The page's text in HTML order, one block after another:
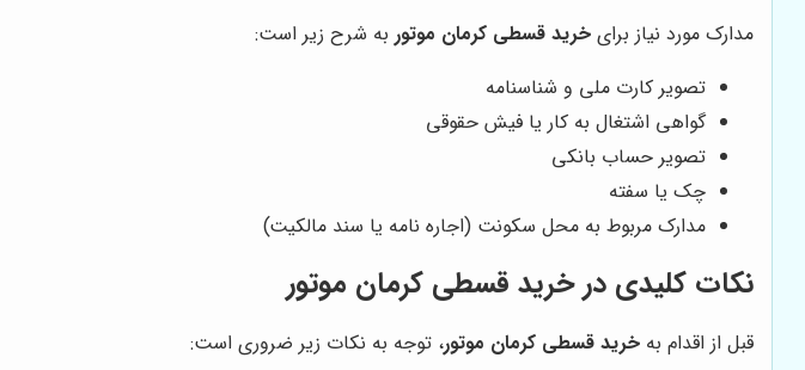
مدارک مورد نیاز برای خرید قسطی کرمان موتوربه شرح زیر است:
تصویر کارت ملی و شناسنامه
گواهی اشتغال به کار یا فیش حقوقی
تصویر حساب بانکی
چک یا سفته
مدارک مربوط به محل سکونت (اجاره نامه یا سند مالکیت)
نکات کلیدی در خرید قسطی کرمان موتور
قبل از اقدام به خرید قسطی کرمان موتور، توجه به نکات زیر ضروری است: